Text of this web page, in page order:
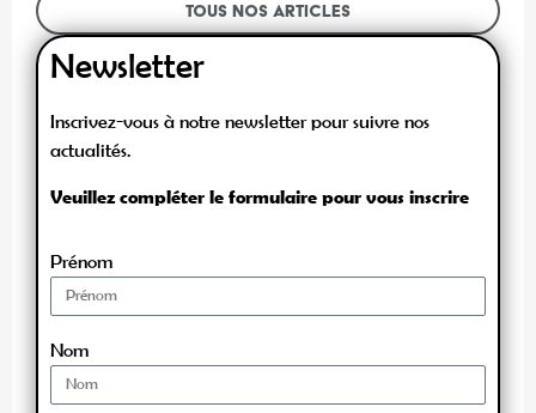
Tous nos articles
Newsletter
Inscrivez-vous à notre newsletter pour suivre nos
actualités.
Veuillez compléter le formulaire pour vous inscrire
Prénom
Nom